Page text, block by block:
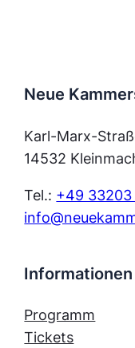
Neue
Karl-Marx-
14532
Tel.: +49
Informationen
Programm
Tickets